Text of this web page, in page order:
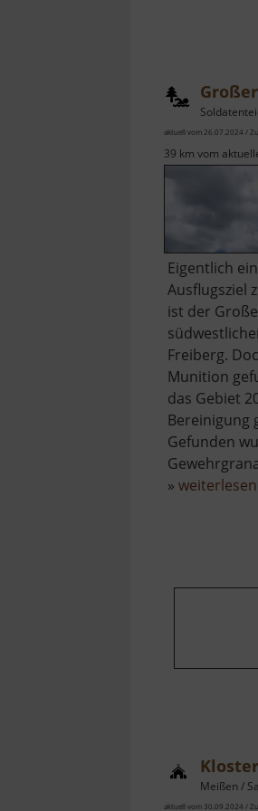
aktuell vom 26.07.2024 /
39 km vom
Eigentlich
Ausflugsziel
ist der
Freiberg.
Munition
das Gebiet
Bereinigung
Gefunden
» weiterlesen
Meißen /
aktuell vom 30.09.2024 /